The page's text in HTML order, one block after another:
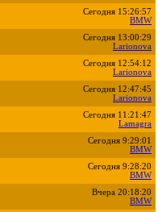
Сегодня 15:26:57
BMW
Сегодня 13:00:29
Larionova
Сегодня 12:54:12
Larionova
Сегодня 12:47:45
Larionova
Сегодня 11:21:47
Lamagra
Сегодня 9:29:01
BMW
Сегодня 9:28:20
BMW
Вчера 20:18:20
BMW